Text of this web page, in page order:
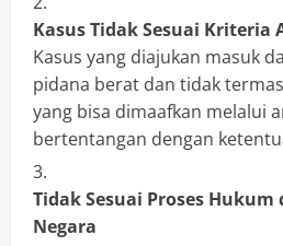
Kasus Tidak Sesuai Kriteria
Kasus yang diajukan masuk
pidana berat dan tidak
yang bisa dimaafkan melalui
bertentangan dengan
Tidak Sesuai Proses
Negara